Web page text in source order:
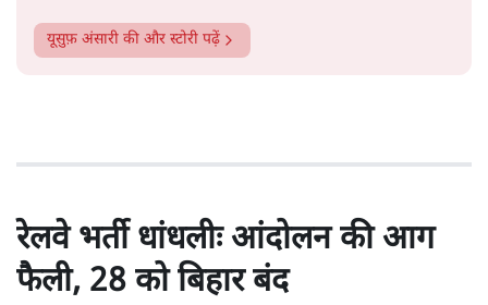
यूसुफ़ अंसारी की और स्टोरी पढ़ें
रेलवे भर्ती धांधलीः आंदोलन की आग
फैली, 28 को बिहार बंद